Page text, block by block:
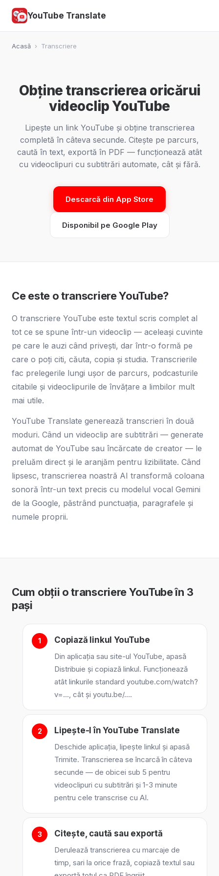
YouTube Translate
Acasă › Transcriere
Obține transcrierea oricărui
videoclip YouTube
Lipește un link YouTube și obține transcrierea
completă în câteva secunde. Citește pe parcurs,
caută în text, exportă în PDF — funcționează atât
cu videoclipuri cu subtitrări automate, cât și fără.
Descarcă din App Store
Disponibil pe Google Play
Ce este o transcriere YouTube?
O transcriere YouTube este textul scris complet al
tot ce se spune într-un videoclip — aceleași cuvinte
pe care le auzi când privești, dar într-o formă pe
care o poți citi, căuta, copia și studia. Transcrierile
fac prelegerile lungi ușor de parcurs, podcasturile
citabile și videoclipurile de învățare a limbilor mult
mai utile.
YouTube Translate generează transcrieri în două
moduri. Când un videoclip are subtitrări — generate
automat de YouTube sau încărcate de creator — le
preluăm direct și le aranjăm pentru lizibilitate. Când
lipsesc, transcrierea noastră AI transformă coloana
sonoră într-un text precis cu modelul vocal Gemini
de la Google, păstrând punctuația, paragrafele și
numele proprii.
Cum obții o transcriere YouTube în 3
pași
Copiază linkul YouTube
Din aplicația sau site-ul YouTube, apasă
Distribuie și copiază linkul. Funcționează
atât linkurile standard youtube.com/watch?
v=…, cât și youtu.be/….
Lipește-l în YouTube Translate
Deschide aplicația, lipește linkul și apasă
Trimite. Transcrierea se încarcă în câteva
secunde — de obicei sub 5 pentru
videoclipuri cu subtitrări și 1-3 minute
pentru cele transcrise cu AI.
Citește, caută sau exportă
Derulează transcrierea cu marcaje de
timp, sari la orice frază, copiază textul sau